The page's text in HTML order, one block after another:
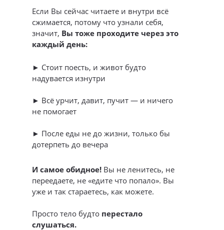
► Стоит поесть, и живот будто
надувается изнутри
► Всё урчит, давит, пучит — и ничего
не помогает
► После еды не до жизни, только бы
дотерпеть до вечера
Если Вы сейчас читаете и внутри всё
сжимается, потому что узнали себя,
значит, Вы тоже проходите через это
каждый день:
И самое обидное! Вы не ленитесь, не
переедаете, не «едите что попало». Вы
уже и так стараетесь, как можете.
Просто тело будто перестало
слушаться.